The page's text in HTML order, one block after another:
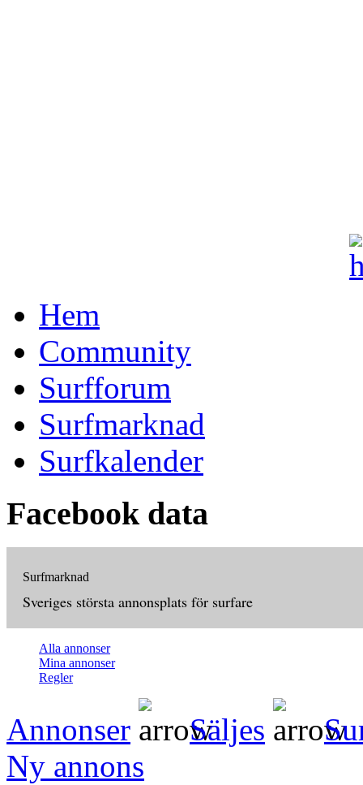
Hem
Community
Surfforum
Surfmarknad
Surfkalender
Facebook data
Surfmarknad
Sveriges största annonsplats för surfare
Alla annonser
Mina annonser
Regler
Annonser Säljes
Ny annons